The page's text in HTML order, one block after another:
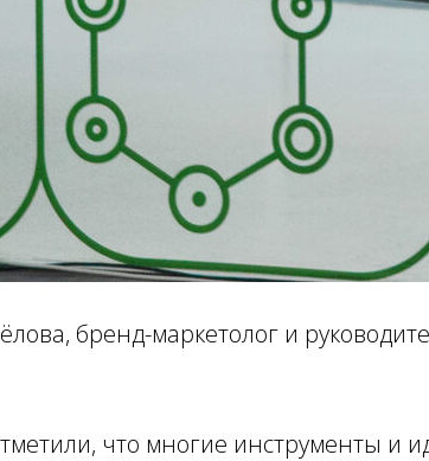
бренд-маркетолог и
что многие инструменты и